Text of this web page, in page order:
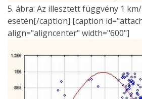
5. ábra: Az illesztett függvény 1
esetén[/caption] [caption
align="aligncenter" width="600"]